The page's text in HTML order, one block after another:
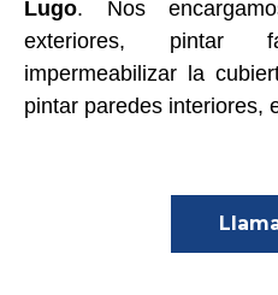
Lugo. Nos
exteriores, pintar
impermeabilizar la
pintar paredes interiores,